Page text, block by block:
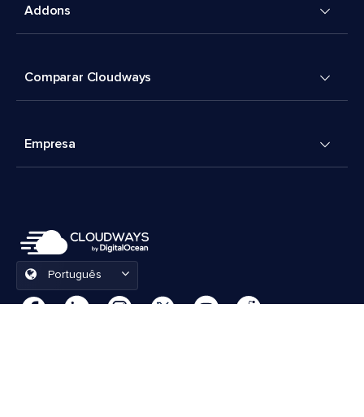
Addons
Comparar Cloudways
Empresa
Português